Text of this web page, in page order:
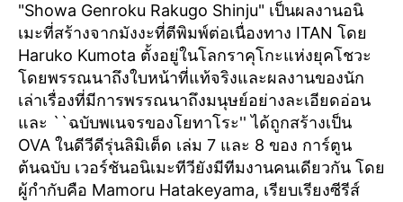
"Showa Genroku Rakugo Shinju" เป็นผลงานอนิ
เมะที่สร้างจากมังงะที่ตีพิมพ์ต่อเนื่องทาง ITAN โดย
Haruko Kumota ตั้งอยู่ในโลกราคุโกะแห่งยุคโชวะ
โดยพรรณนาถึงใบหน้าที่แท้จริงและผลงานของนัก
เล่าเรื่องที่มีการพรรณนาถึงมนุษย์อย่างละเอียดอ่อน
และ ``ฉบับพเนจรของโยทาโระ'' ได้ถูกสร้างเป็น
OVA ในดีวีดีรุ่นลิมิเต็ด เล่ม 7 และ 8 ของ การ์ตูน
ต้นฉบับ เวอร์ชันอนิเมะทีวียังมีทีมงานคนเดียวกัน โดย
ผู้กำกับคือ Mamoru Hatakeyama, เรียบเรียงซีรีส์